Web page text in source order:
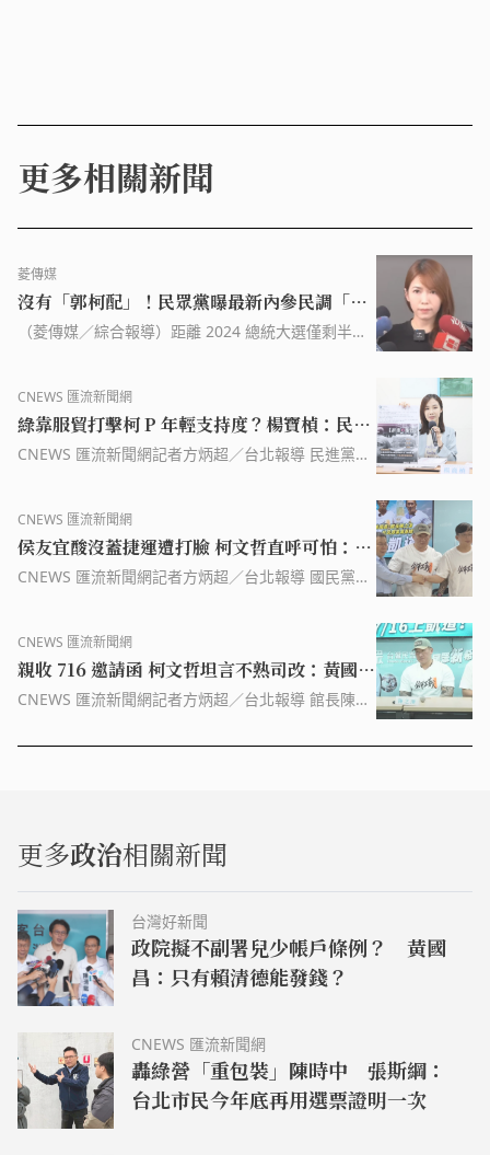
更多相關新聞
菱傳媒
沒有「郭柯配」！民眾黨曝最新內參民調「追
賴甩侯」 柯文哲選總統毫無懸念
（菱傳媒／綜合報導）距離 2024 總統大選僅剩半年
民調，民進黨參選人賴清德跟民眾黨參選人雙雙到
30% 以上
CNEWS 匯流新聞網
綠靠服貿打擊柯 P 年輕支持度？楊寶楨：民進
黨才變來變去
CNEWS 匯流新聞網記者方炳超／台北報導 民進黨近
支持度。民眾黨發言人楊寶楨今（6）日受訪被問及
此事，楊寶楨表示，很明確發現到民進黨自己後來也
快打不下去，因為太多過去圖片、影片全部都有歷史
留存，2014 年民進黨明明支持服貿，現在的說法不
CNEWS 匯流新聞網
侯友宜酸沒蓋捷運遭打臉 柯文哲直呼可怕：講
話要小心
CNEWS 匯流新聞網記者方炳超／台北報導 國民黨總
蓋，曾擔任北市副市長的柯文哲競選總幹事黃珊珊反
擊，稱台北市捷運局忙著蓋新北市的環狀線和萬大
線、信義東延段，還規劃環狀線南北環段與東環段，
侯友宜還曾感謝台北市與柯市長。柯文哲今（3）日
CNEWS 匯流新聞網
親收 716 邀請函 柯文哲坦言不熟司改：黃國昌
來做就好
CNEWS 匯流新聞網記者方炳超／台北報導 館長陳之
灣」凱道集會遊行活動，訴求居住正義與司法改革，
方講了一段，「想說算了、算了，你...
更多政治相關新聞
台灣好新聞
政院擬不副署兒少帳戶條例？ 黃國
昌：只有賴清德能發錢？
CNEWS 匯流新聞網
轟綠營「重包裝」陳時中 張斯綱：
台北市民今年底再用選票證明一次